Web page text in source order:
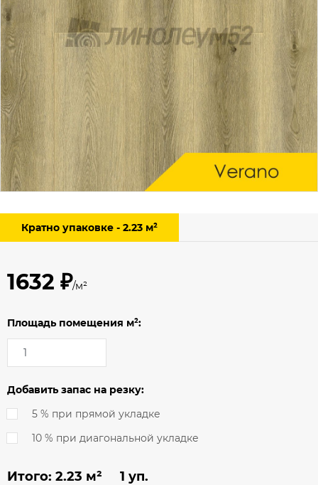
Кратно упаковке - 2.23 м²
1632 ₽/м²
Площадь помещения м²:
Добавить запас на резку:
5 % при прямой укладке
10 % при диагональной укладке
Итого: 2.23 м² 1 уп.